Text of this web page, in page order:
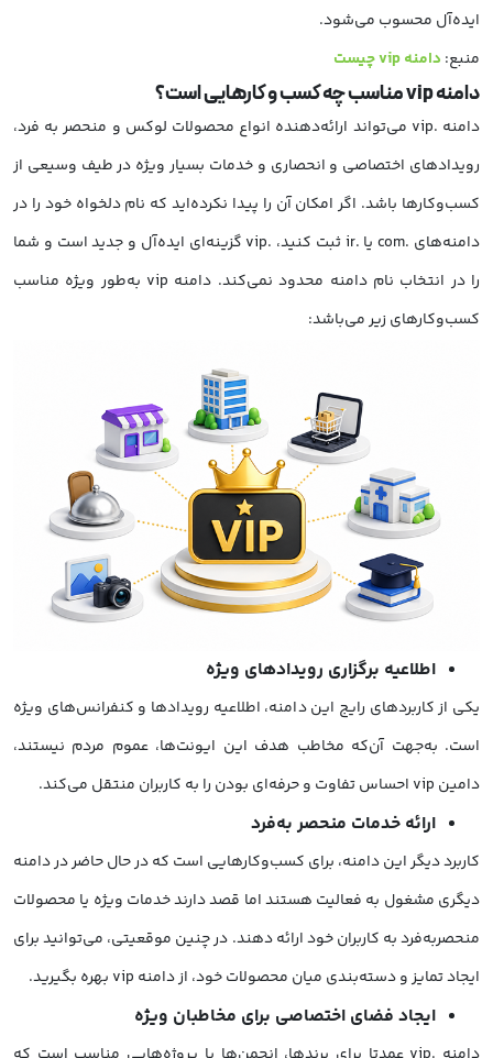
ایده‌آل محسوب می‌شود.
منبع: دامنه vip چیست
دامنه vip مناسب چه کسب و کارهایی است؟
دامنه .vip می‌تواند ارائه‌دهنده انواع محصولات لوکس و منحصر به فرد،
رویدادهای اختصاصی و انحصاری و خدمات بسیار ویژه در طیف وسیعی از
کسب‌وکارها باشد. اگر امکان آن را پیدا نکرده‌اید که نام دلخواه خود را در
دامنه‌های .com یا .ir ثبت کنید، .vip گزینه‌ای ایده‌آل و جدید است و شما
را در انتخاب نام دامنه محدود نمی‌کند. دامنه vip به‌طور ویژه مناسب
کسب‌وکارهای زیر می‌باشد:
اطلاعیه برگزاری رویدادهای ویژه
یکی از کاربردهای رایج این دامنه، اطلاعیه رویدادها و کنفرانس‌های ویژه
است. به‌جهت آن‌که مخاطب هدف این ایونت‌ها، عموم مردم نیستند،
دامین vip احساس تفاوت و حرفه‌ای بودن را به کاربران منتقل می‌کند.
ارائه خدمات منحصر به‌فرد
کاربرد دیگر این دامنه، برای کسب‌وکارهایی است که در حال حاضر در دامنه
دیگری مشغول به فعالیت هستند اما قصد دارند خدمات ویژه یا محصولات
منحصربه‌فرد به کاربران خود ارائه دهند. در چنین موقعیتی، می‌توانید برای
ایجاد تمایز و دسته‌بندی میان محصولات خود، از دامنه vip بهره بگیرید.
ایجاد فضای اختصاصی برای مخاطبان ویژه